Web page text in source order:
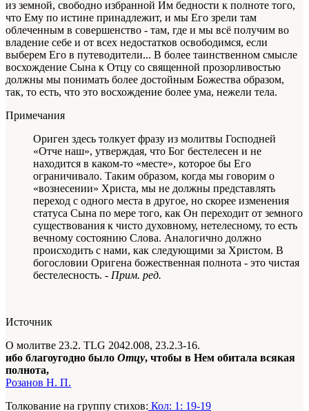
из земной, свободно избранной Им бедности к полноте того,
что Ему по истине принадлежит, и мы Его зрели там
облеченным в совершенство - там, где и мы всё получим во
владение себе и от всех недостатков освободимся, если
выберем Его в путеводители... В более таинственном смысле
восхождение Сына к Отцу со священной прозорливостью
должны мы понимать более достойным Божества образом,
так, то есть, что это восхождение более ума, нежели тела.
Примечания
Ориген здесь толкует фразу из молитвы Господней
«Отче наш», утверждая, что Бог бестелесен и не
находится в каком-то «месте», которое бы Его
ограничивало. Таким образом, когда мы говорим о
«вознесении» Христа, мы не должны представлять
переход с одного места в другое, но скорее изменения
статуса Сына по мере того, как Он переходит от земного
существования к чисто духовному, нетелесному, то есть
вечному состоянию Слова. Аналогично должно
происходить с нами, как следующими за Христом. В
богословии Оригена божественная полнота - это чистая
бестелесность. - Прим. ред.
Источник
О молитве 23.2. TLG 2042.008, 23.2.3-16.
ибо благоугодно было Отцу, чтобы в Нем обитала всякая
полнота,
Розанов Н. П.
Толкование на группу стихов: Кол: 1: 19-19